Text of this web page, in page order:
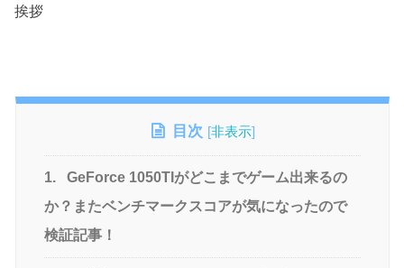
挨拶
目次 [非表示]
1.
GeForce 1050TIがどこまでゲーム出来るの
か？またベンチマークスコアが気になったので
検証記事！